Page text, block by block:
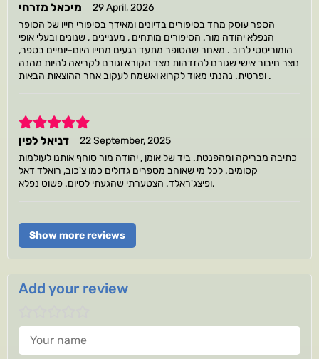
מיכאל מזרחי
29 April, 2026
הספר עוסק מחד בסיפורים בדיונים ומאידך בסיפורי חייו של הסופר
הנפלא יהודה מור. הסיפורים מותחים , מעניינים , שנונים ובעלי אופי
הומוריסטי לרוב . מאחר שהסופר מתעד רגעים מחייו היום-יומיים בספר,
נוצר חיבור אישי שגורם להזדהות מצד הקורא וגורם לקריאה להיות מהנה
ופרטית. נהנתי מאוד לקרוא ואשמח לעקוב אחר ההוצאות הבאות .
5
דניאל לפין
22 September, 2025
כתיבה מבריקה ומהפנטת. ביד של אומן , יהודה מור סוחף אותנו לעולמות
קסומים. לכל מי שאוהב מספרים גדולים כמו צ'כוב, רואלד דאל
ופיצג'ראלד. הצטערתי שהגעתי לסיום. פשוט נפלא.
Show more reviews
Add your review
Your name